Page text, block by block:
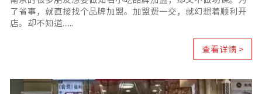
了省事，就直接找个品牌加盟。加盟费一交，就幻想着顺利开
店。却不知道......
查看详情 >